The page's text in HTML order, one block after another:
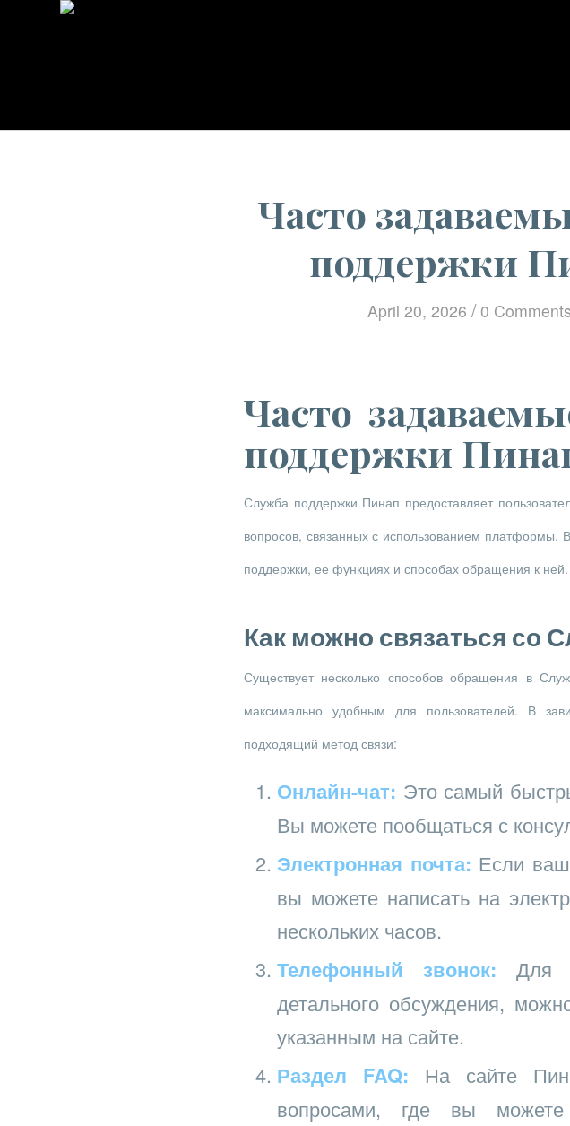
Часто
поддержки
April 20, 2026 / 0 Comments
Часто
поддержки
Служба поддержки Пинап предоставляет
вопросов, связанных с использованием платформы.
поддержки, ее функциях и способах обращения к ней.
Как можно связаться со
Существует несколько способов обращения в
максимально удобным для пользователей. В
подходящий метод связи:
Онлайн-чат: Это самый
Вы можете пообщаться с
Электронная почта: Если ваш
вы можете написать на
нескольких часов.
Телефонный звонок: Для
детального обсуждения,
указанным на сайте.
Раздел FAQ: На сайте
вопросами, где вы